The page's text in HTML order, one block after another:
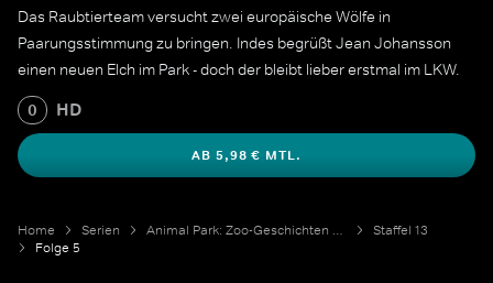
Das Raubtierteam versucht zwei europäische Wölfe in
Paarungsstimmung zu bringen. Indes begrüßt Jean Johansson
einen neuen Elch im Park - doch der bleibt lieber erstmal im LKW.
0 HD
AB 5,98 € MTL.
Home Serien Animal Park: Zoo-Geschichten aus Longleat
Staffel 13
Folge 5